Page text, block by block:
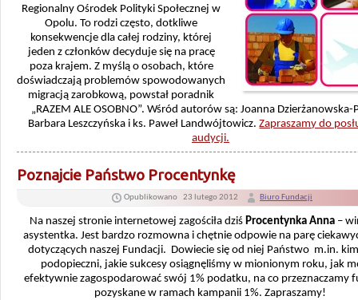
Regionalny Ośrodek Polityki Społecznej w
Opolu. To rodzi często, dotkliwe
konsekwencje dla całej rodziny, której
jeden z członków decyduje się na pracę
poza krajem. Z myślą o osobach, które
doświadczają problemów spowodowanych
migracją zarobkową, powstał poradnik
„RAZEM ALE OSOBNO”. Wśród autorów są: Joanna Dzierżanowska-
Barbara Leszczyńska i ks. Paweł Landwójtowicz.Zapraszamy do
audycji.
Poznajcie Państwo Procentynkę
Opublikowano 23 lutego 2012 Biuro Fundacji
Na naszej stronie internetowej zagościła dziśProcentynka Anna –
asystentka. Jest bardzo rozmowna i chętnie odpowie na parę
dotyczących naszej Fundacji. Dowiecie się od niej Państwo m.in.
podopieczni, jakie sukcesy osiągnęliśmy w mionionym roku, jak
efektywnie zagospodarować swój 1% podatku, na co przeznaczamy
pozyskane w ramach kampanii 1%. Zapraszamy!